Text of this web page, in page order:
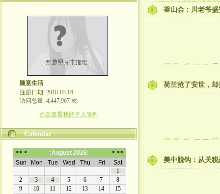
随意生活
注册日期: 2018-03-01
访问总量: 4,447,967 次
点击查看我的个人资料
Calendar
釜山会：川老爷
荷兰抢了安世，
美中脱钩：从关